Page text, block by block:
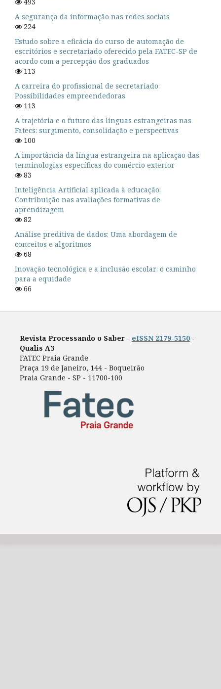
493
A segurança da informação nas redes sociais
224
Estudo sobre a eficácia do curso de automação de
escritórios e secretariado oferecido pela FATEC-SP de
acordo com a percepção dos graduados
113
A carreira do profissional de secretariado:
Possibilidades empreendedoras
113
A trajetória e o futuro das línguas estrangeiras nas
Fatecs: surgimento, consolidação e perspectivas
100
A importância da língua estrangeira na aplicação das
terminologias específicas do comércio exterior
83
Inteligência Artificial aplicada à educação:
Contribuição nas avaliações formativas de
aprendizagem
82
Análise preditiva de dados: Uma abordagem de
conceitos e algoritmos
68
Inovação tecnológica e a inclusão escolar: o caminho
para a equidade
66
Revista Processando o Saber - eISSN 2179-5150 -
Qualis A3
FATEC Praia Grande
Praça 19 de Janeiro, 144 - Boqueirão
Praia Grande - SP - 11700-100